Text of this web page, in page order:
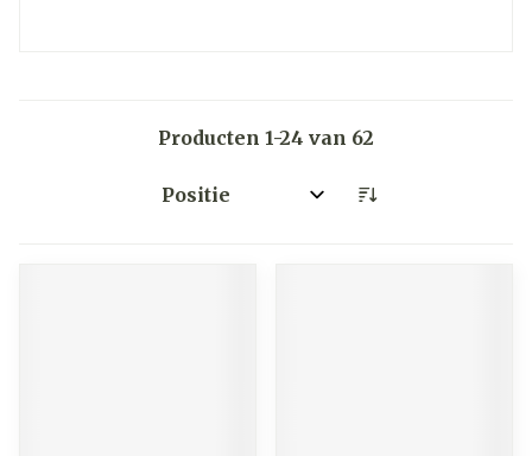
Producten 1-24 van 62
Sorteer op: